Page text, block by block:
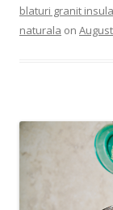
blaturi granit insula
naturala on